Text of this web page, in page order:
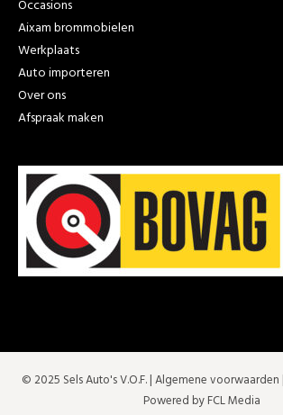
Occasions
Aixam brommobielen
Werkplaats
Auto importeren
Over ons
Afspraak maken
© 2025 Sels Auto's V.O.F. |Algemene voorwaarden
Powered by FCL Media